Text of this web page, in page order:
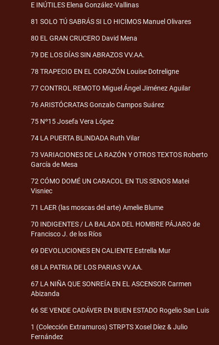
E INÚTILES Elena González-Vallinas
81 SOLO TÚ SABRÁS SI LO HICIMOS Manuel Olivares
80 EL GRAN CRUCERO David Mena
79 DE LOS DÍAS SIN ABRAZOS VV.AA.
78 TRAPECIO EN EL CORAZÓN Louise Dotreligne
77 CONTROL REMOTO Miguel Ángel Jiménez Aguilar
76 ARISTÓCRATAS Gonzalo Campos Suárez
75 Nº15 Josefa Vera López
74 LA PUERTA BLINDADA Ruth Vilar
73 VARIACIONES DE LA RAZÓN Y OTROS TEXTOS Roberto
García de Mesa
72 CÓMO DOMÉ UN CARACOL EN TUS SENOS Matei
Visniec
71 LAER (las moscas del arte) Amelie Blume
70 INDIGENTES / LA BALADA DEL HOMBRE PÁJARO de
Francisco J. de los Ríos
69 DEVOLUCIONES EN CALIENTE Estrella Mur
68 LA PATRIA DE LOS PARIAS VV.AA.
67 LA NIÑA QUE SONREÍA EN EL ASCENSOR Carmen
Abizanda
66 SE VENDE CADÁVER EN BUEN ESTADO Rogelio San Luis
1 (Colección Extramuros) STRPTS Xosel Díez & Julio
Fernández